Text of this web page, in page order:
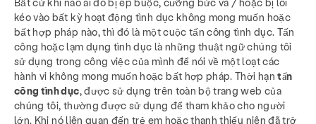
Bất cứ khi nào ai đó bị ép buộc, cưỡng bức và / hoặc bị lôi
kéo vào bất kỳ hoạt động tình dục không mong muốn hoặc
bất hợp pháp nào, thì đó là một cuộc tấn công tình dục. Tấn
công hoặc lạm dụng tình dục là những thuật ngữ chúng tôi
sử dụng trong công việc của mình để nói về một loạt các
hành vi không mong muốn hoặc bất hợp pháp. Thời hạntấn
công tình dục, được sử dụng trên toàn bộ trang web của
chúng tôi, thường được sử dụng để tham khảo cho người
lớn. Khi nó liên quan đến trẻ em hoặc thanh thiếu niên đã trở